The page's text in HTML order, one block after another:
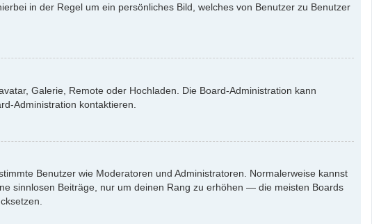
in der Regel um ein persönliches Bild, welches von Benutzer zu Benutzer
Galerie, Remote oder Hochladen. Die Board-Administration kann
Administration kontaktieren.
Benutzer wie Moderatoren und Administratoren. Normalerweise kannst
sinnlosen Beiträge, nur um deinen Rang zu erhöhen — die meisten Boards